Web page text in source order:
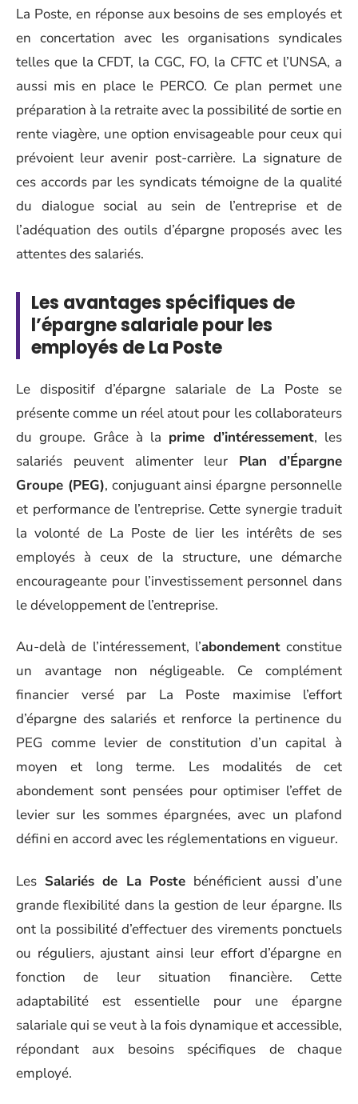
La Poste, en réponse aux besoins de ses employés et
en concertation avec les organisations syndicales
telles que la CFDT, la CGC, FO, la CFTC et l’UNSA, a
aussi mis en place le PERCO. Ce plan permet une
préparation à la retraite avec la possibilité de sortie en
rente viagère, une option envisageable pour ceux qui
prévoient leur avenir post-carrière. La signature de
ces accords par les syndicats témoigne de la qualité
du dialogue social au sein de l’entreprise et de
l’adéquation des outils d’épargne proposés avec les
attentes des salariés.
Les avantages spécifiques de
l’épargne salariale pour les
employés de La Poste
Le dispositif d’épargne salariale de La Poste se
présente comme un réel atout pour les collaborateurs
du groupe. Grâce à la prime d’intéressement, les
salariés peuvent alimenter leur Plan d’Épargne
Groupe (PEG), conjuguant ainsi épargne personnelle
et performance de l’entreprise. Cette synergie traduit
la volonté de La Poste de lier les intérêts de ses
employés à ceux de la structure, une démarche
encourageante pour l’investissement personnel dans
le développement de l’entreprise.
Au-delà de l’intéressement, l’abondementconstitue
un avantage non négligeable. Ce complément
financier versé par La Poste maximise l’effort
d’épargne des salariés et renforce la pertinence du
PEG comme levier de constitution d’un capital à
moyen et long terme. Les modalités de cet
abondement sont pensées pour optimiser l’effet de
levier sur les sommes épargnées, avec un plafond
défini en accord avec les réglementations en vigueur.
Les Salariés de La Poste bénéficient aussi d’une
grande flexibilité dans la gestion de leur épargne. Ils
ont la possibilité d’effectuer des virements ponctuels
ou réguliers, ajustant ainsi leur effort d’épargne en
fonction de leur situation financière. Cette
adaptabilité est essentielle pour une épargne
salariale qui se veut à la fois dynamique et accessible,
répondant aux besoins spécifiques de chaque
employé.